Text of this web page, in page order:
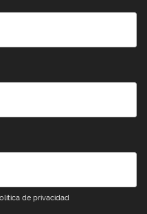
de privacidad